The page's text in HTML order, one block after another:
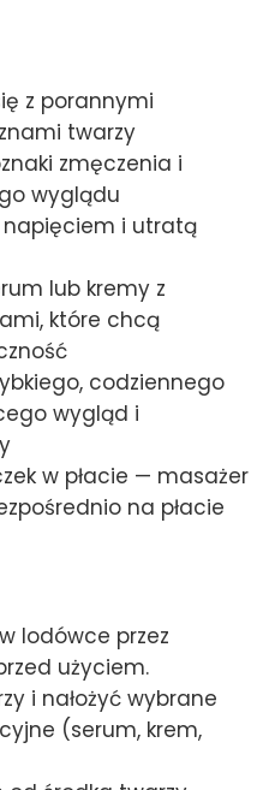
z porannymi
twarzy
zmęczenia i
wyglądu
napięciem i utratą
lub kremy z
które chcą
codziennego
wygląd i
w płacie — masażer
na płacie
lodówce przez
użyciem.
i nałożyć wybrane
(serum, krem,